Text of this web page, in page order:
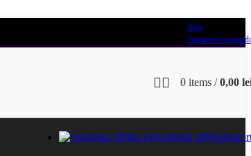
Blog
Urmareste
0 items / 0,00
Asistenta atMag